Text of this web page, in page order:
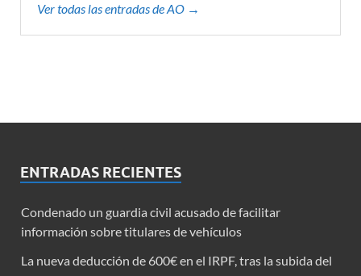
Ver todas las entradas de AO →
ENTRADAS RECIENTES
Condenado un guardia civil acusado de facilitar
información sobre titulares de vehículos
La nueva deducción de 600€ en el IRPF, tras la subida del